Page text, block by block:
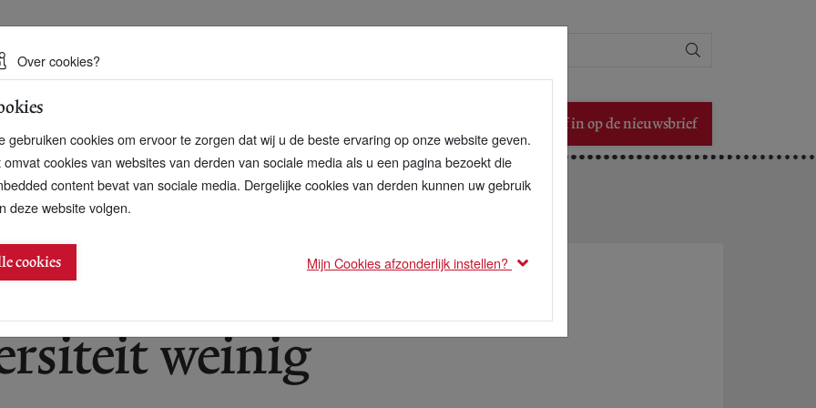
duurzame toekomst
Schrijf in op de nieuwsbrief
op Nederlandse bedrijventerreinen
weinig
Over cookies?
gebruiken cookies om ervoor te zorgen dat wij u de beste ervaring op onze website geven.
omvat cookies van websites van derden van sociale media als u een pagina bezoekt die
content bevat van sociale media. Dergelijke cookies van derden kunnen uw gebruik
deze website volgen.
cookies Mijn Cookies afzonderlijk instellen?